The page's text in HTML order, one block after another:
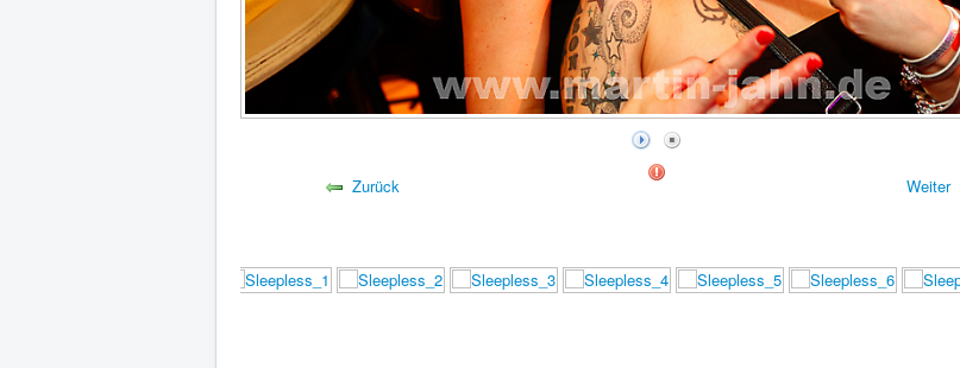
Zurück Weiter